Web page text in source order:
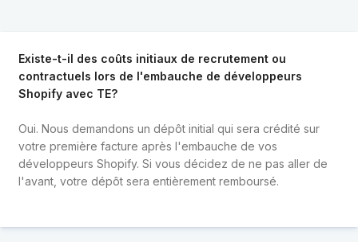
Existe-t-il des coûts initiaux de recrutement ou
contractuels lors de l'embauche de développeurs
Shopify avec TE?
Oui. Nous demandons un dépôt initial qui sera crédité sur
votre première facture après l'embauche de vos
développeurs Shopify. Si vous décidez de ne pas aller de
l'avant, votre dépôt sera entièrement remboursé.